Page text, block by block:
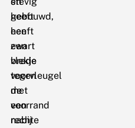
gebouwd,
heeft
een
brede
voorvleugel
met
een
rechte
heeft
een
zwart
vlekje
tegen
de
voorrand
nabij